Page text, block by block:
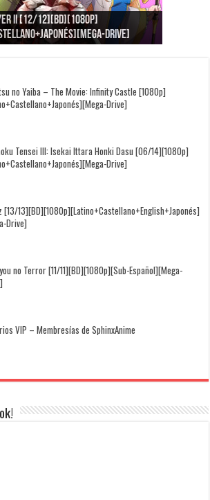
II [12/12][BD][1080p]
Drive]
Kaigyoku/Gyokusetsu [1080p]
Drive]
ni Noretara [BD][1080p]
Drive]
Animation [11/11+OVAS][BD]
Español][Mega-Drive]
Insomnia [13/13][BD][1080p]
Drive]
Tawawa [12/12+Especiales][BD]
Español][Mega-Drive]
no Yaiba – The Movie: Infinity Castle [1080p]
Drive]
Tensei III: Isekai Ittara Honki Dasu [06/14][1080p]
Drive]
[13/13][BD][1080p][Latino+Castellano+English+Japonés]
Drive]
no Terror [11/11][BD][1080p][Sub-Español][Mega-
VIP – Membresías de SphinxAnime